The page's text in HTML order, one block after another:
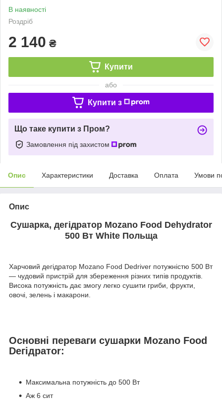
В наявності
Роздріб
2 140 ₴
Купити
або
Купити з
Що таке купити з Пром?
Замовлення під захистом
Опис Характеристики Доставка Оплата Умови
Опис
Сушарка, дегідратор Mozano Food Dehydrator
500 Вт WhiteПольща
Харчовий дегідратор Mozano Food Dedriver потужністю 500 Вт
— чудовий пристрій для збереження різних типів продуктів.
Висока потужність дає змогу легко сушити гриби, фрукти,
овочі, зелень і макарони.
Основні переваги сушарки Mozano Food
Deгідратor:
Максимальна потужність до 500 Вт
Аж 6 сит